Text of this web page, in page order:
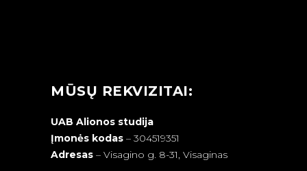
MŪSŲ REKVIZITAI:
UAB Alionos studija
Įmonės kodas – 304519351
Adresas – Visagino g. 8-31, Visaginas